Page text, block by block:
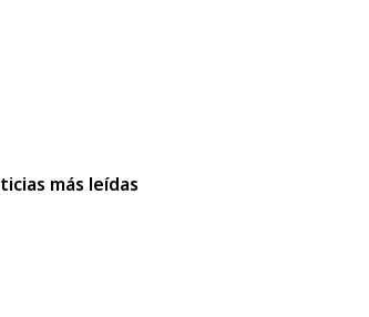
más leídas